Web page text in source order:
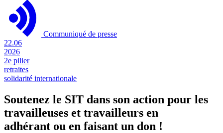
Communiqué de presse
22.06
2026
2e pilier
retraites
solidarité internationale
Soutenez le SIT dans son action pour les
travailleuses et travailleurs en
adhérant ou en faisant un don !